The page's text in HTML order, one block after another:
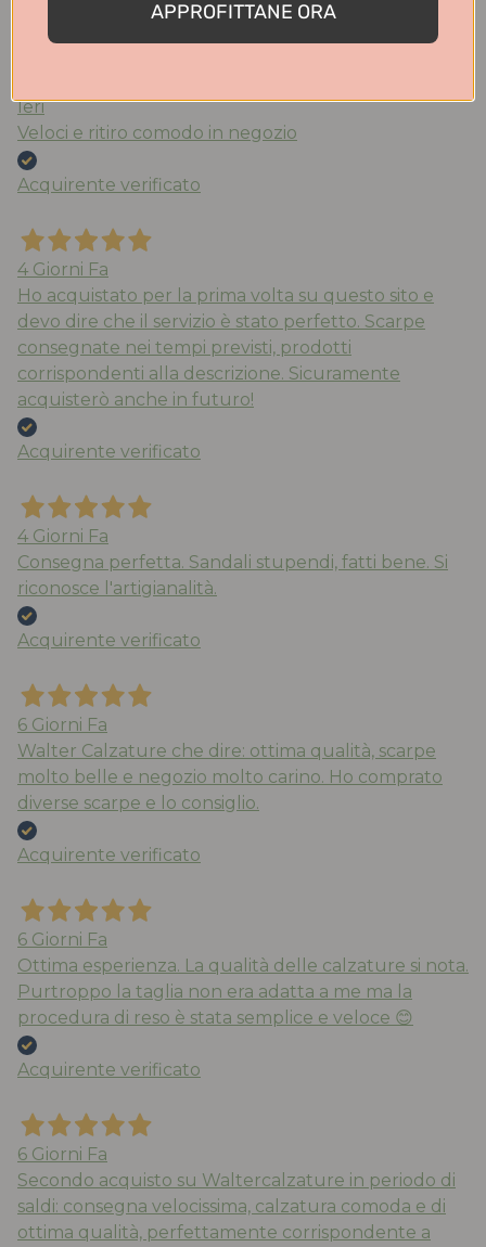
Acquirente verificato
Ieri
Veloci e ritiro comodo in negozio
Acquirente verificato
4 Giorni Fa
Ho acquistato per la prima volta su questo sito e
devo dire che il servizio è stato perfetto. Scarpe
consegnate nei tempi previsti, prodotti
corrispondenti alla descrizione. Sicuramente
acquisterò anche in futuro!
Acquirente verificato
4 Giorni Fa
Consegna perfetta. Sandali stupendi, fatti bene. Si
riconosce l'artigianalità.
Acquirente verificato
6 Giorni Fa
Walter Calzature che dire: ottima qualità, scarpe
molto belle e negozio molto carino. Ho comprato
diverse scarpe e lo consiglio.
Acquirente verificato
6 Giorni Fa
Ottima esperienza. La qualità delle calzature si nota.
Purtroppo la taglia non era adatta a me ma la
procedura di reso è stata semplice e veloce 😊
Acquirente verificato
6 Giorni Fa
Secondo acquisto su Waltercalzature in periodo di
saldi: consegna velocissima, calzatura comoda e di
ottima qualità, perfettamente corrispondente a
APPROFITTANE ORA